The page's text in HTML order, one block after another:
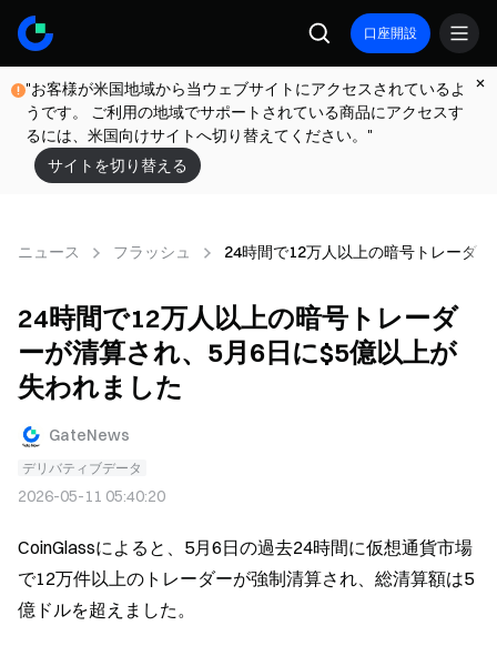
口座開設
"お客様が米国地域から当ウェブサイトにアクセスされているよ
うです。 ご利用の地域でサポートされている商品にアクセスす
るには、米国向けサイトへ切り替えてください。"
サイトを切り替える
ニュース フラッシュ 24時間で12万人以上の暗号トレーダ
24時間で12万人以上の暗号トレーダ
ーが清算され、5月6日に$5億以上が
失われました
GateNews
デリバティブデータ
2026-05-11 05:40:20
CoinGlassによると、5月6日の過去24時間に仮想通貨市場
で12万件以上のトレーダーが強制清算され、総清算額は5
億ドルを超えました。